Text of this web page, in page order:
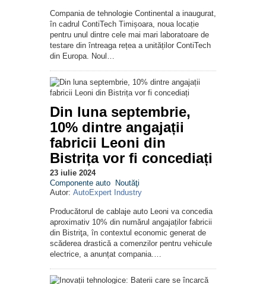
Compania de tehnologie Continental a inaugurat,
în cadrul ContiTech Timișoara, noua locație
pentru unul dintre cele mai mari laboratoare de
testare din întreaga rețea a unităților ContiTech
din Europa. Noul…
Din luna septembrie,
10% dintre angajații
fabricii Leoni din
Bistrița vor fi concediați
23 iulie 2024
Componente auto
Noutăţi
Autor: AutoExpert Industry
Producătorul de cablaje auto Leoni va concedia
aproximativ 10% din numărul angajaților fabricii
din Bistriţa, în contextul economic generat de
scăderea drastică a comenzilor pentru vehicule
electrice, a anunțat compania.…